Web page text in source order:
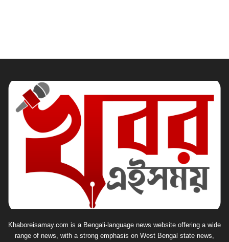
Khaboreisamay.com is a Bengali-language news website offering a wide
range of news, with a strong emphasis on West Bengal state news,